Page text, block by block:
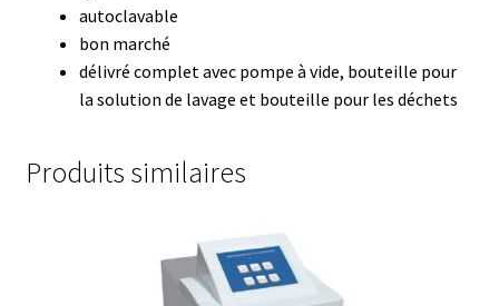
Bain-marie et thermostat
Bains à ultrasons
Bec Bunsen
Blocs thermostatés
autoclavable
bon marché
délivré complet avec pompe à vide, bouteille pour
la solution de lavage et bouteille pour les déchets
Produits similaires